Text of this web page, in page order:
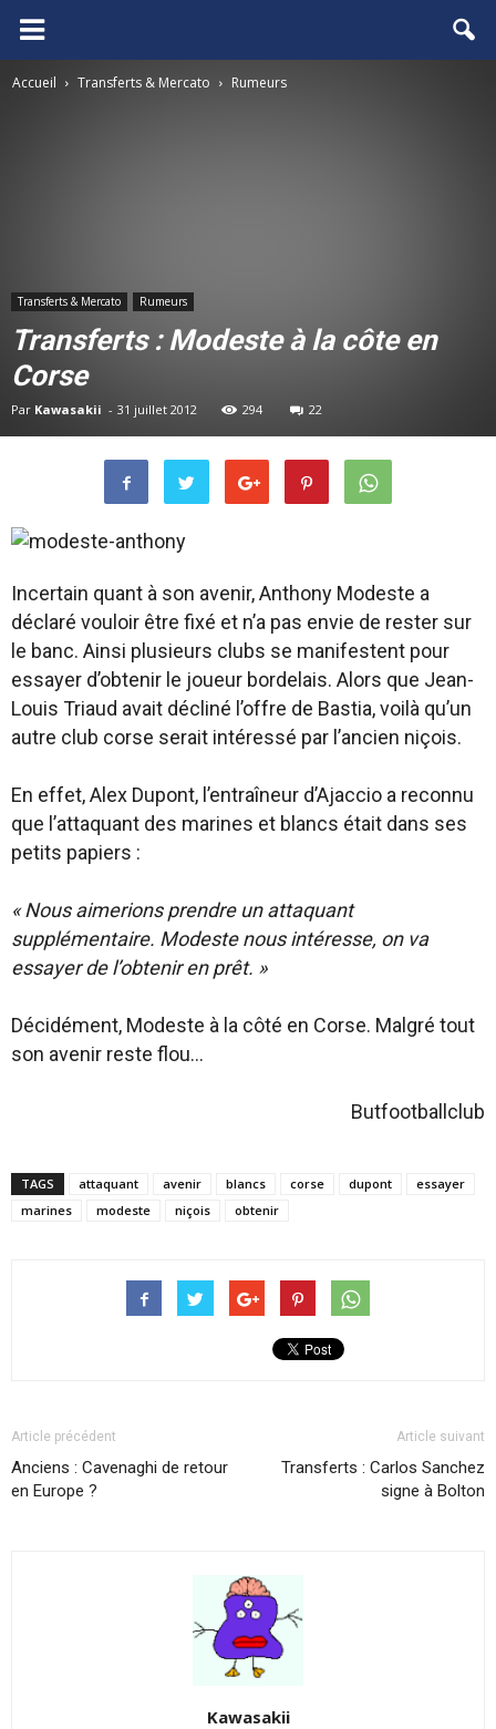
FCGB.net
Accueil Transferts & Mercato Rumeurs
Transferts & Mercato Rumeurs
Transferts : Modeste à la côte en
Corse
Par Kawasakii - 31 juillet 2012 294 22
Incertain quant à son avenir, Anthony Modeste a
déclaré vouloir être fixé et n’a pas envie de rester sur
le banc. Ainsi plusieurs clubs se manifestent pour
essayer d’obtenir le joueur bordelais. Alors que Jean-
Louis Triaud avait décliné l’offre de Bastia, voilà qu’un
autre club corse serait intéressé par l’ancien niçois.
En effet, Alex Dupont, l’entraîneur d’Ajaccio a reconnu
que l’attaquant des marines et blancs était dans ses
petits papiers :
« Nous aimerions prendre un attaquant
supplémentaire. Modeste nous intéresse, on va
essayer de l’obtenir en prêt. »
Décidément, Modeste à la côté en Corse. Malgré tout
son avenir reste flou…
Butfootballclub
TAGS attaquant avenir blancs corse dupont
essayer
marines
modeste niçois obtenir
Article précédent
Anciens : Cavenaghi de retour
en Europe ?
Article suivant
Transferts : Carlos Sanchez
signe à Bolton
Kawasakii